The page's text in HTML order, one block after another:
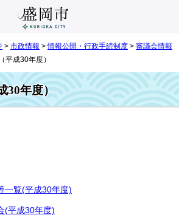
> 市政情報 >情報公開・行政手続制度 > 審議会情報
平成30年度）
30年度）
一覧(平成30年度)
(平成30年度)